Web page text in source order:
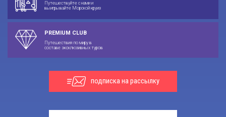
Путешествуйте с нами и
выигрывайте Морской круиз
PREMIUM CLUB
Путешествия по миру в
составе эксклюзивных туров
подписка на рассылку